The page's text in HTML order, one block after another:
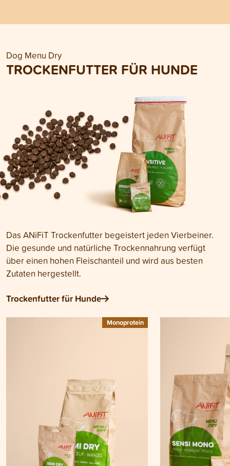
Dog Menu Dry
TROCKENFUTTER FÜR HUNDE
Das ANiFiT Trockenfutter begeistert jeden Vierbeiner.
Die gesunde und natürliche Trockennahrung verfügt
über einen hohen Fleischanteil und wird aus besten
Zutaten hergestellt.
Trockenfutter für Hunde
Monoprotein